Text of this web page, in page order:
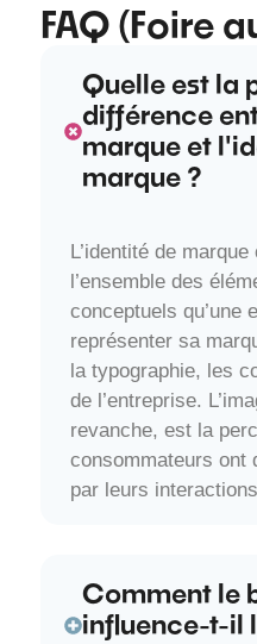
FAQ (Foire
Quelle est la
différence
marque et
marque ?
L’identité de
l’ensemble des
conceptuels qu’une
représenter sa
la typographie, les
de l’entreprise.
revanche, est la
consommateurs ont
par leurs
Comment le
influence-t-il